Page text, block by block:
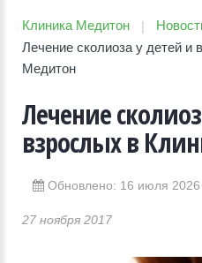
Клиника Медитон |
Лечение сколиоза у детей и
Медитон
Лечение
взрослых в
Обновлено: 16 июля 2026
27 ноября 2017